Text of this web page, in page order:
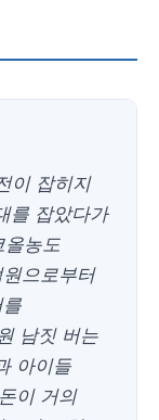
이 잡히지
를 잡았다가
올농도
으로부터
남짓 버는
아이들
이 거의